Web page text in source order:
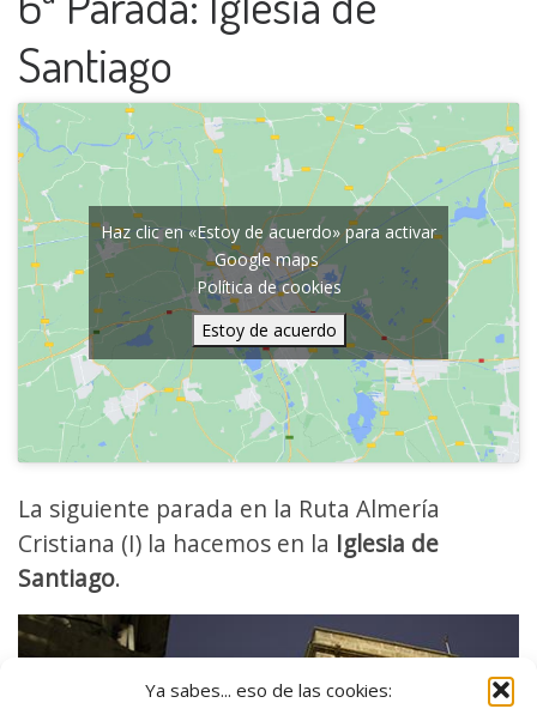
Ya sabes... eso de las cookies:
Santiago
Haz clic en «Estoy de acuerdo» para activar
Google maps
Política de cookies
Estoy de acuerdo
La siguiente parada en la Ruta Almería
Cristiana (I) la hacemos en la Iglesia de
Santiago.